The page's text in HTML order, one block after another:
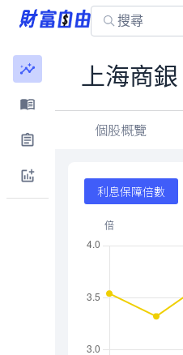
上海商銀
個股概覽
利息保障倍數